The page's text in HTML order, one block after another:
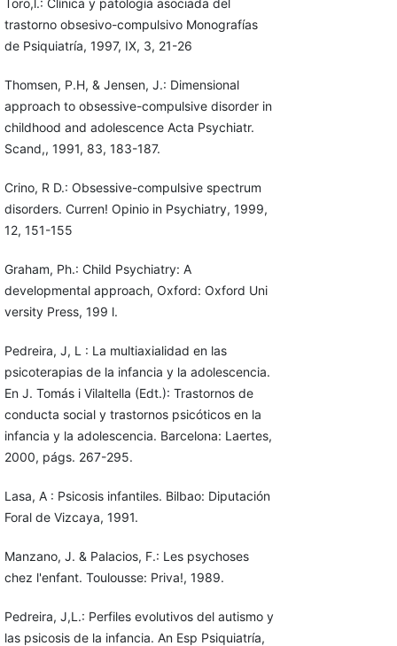
trastorno obsesivo-compulsivo Monografías
de Psiquiatría, 1997, IX, 3, 21-26
Thomsen, P.H, & Jensen, J.: Dimensional
approach to obsessive-com­pulsive disorder in
childhood and adolescence Acta Psychiatr.
Scand,, 1991, 83, 183-187.
Crino, R D.: Obsessive-compulsive spectrum
disorders. Curren! Opinio in Psychiatry, 1999,
12, 151-155
Graham, Ph.: Child Psychiatry: A
developmental approach, Oxford: Oxford Uni
versity Press, 199 l.
Pedreira, J, L : La multiaxialidad en las
psicoterapias de la infancia y la adolescencia.
En J. Tomás i Vilaltella (Edt.): Trastornos de
conducta social y trastornos psicóticos en la
infancia y la adolescencia. Barcelona: Laertes,
2000, págs. 267-295.
Lasa, A : Psicosis infantiles. Bilbao: Diputación
Foral de Vizcaya, 1991.
Manzano, J. & Palacios, F.: Les psychoses
chez l'enfant. Toulousse: Pri­va!, 1989.
Pedreira, J,L.: Perfiles evolutivos del autismo y
las psicosis de la infancia. An Esp Psiquiatría,